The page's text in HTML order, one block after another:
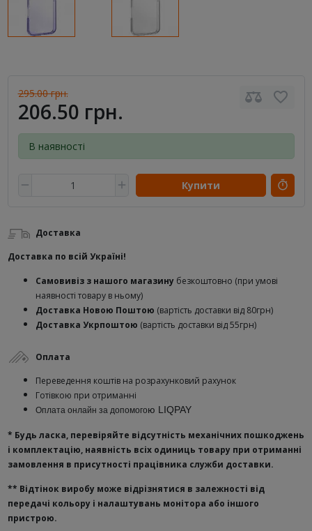
295.00 грн.
206.50 грн.
В наявності
Купити
Доставка
Доставка по всій Україні!
Самовивіз з нашого магазину безкоштовно (при умові
наявності товару в ньому)
Доставка Новою Поштою (вартість доставки від 80грн)
Доставка Укрпоштою (вартість доставки від 55грн)
Оплата
Переведення коштів на розрахунковий рахунок
Готівкою при отриманні
Оплата онлайн за допомогою LIQPAY
* Будь ласка, перевіряйте відсутність механічних пошкоджень
і комплектацію, наявність всіх одиниць товару при отриманні
замовлення в присутності працівника служби доставки.
** Відтінок виробу може відрізнятися в залежності від
передачі кольору і налаштувань монітора або іншого
пристрою.